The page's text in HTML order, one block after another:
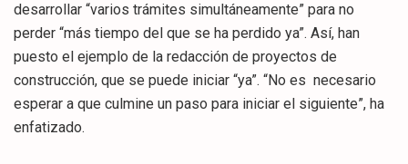
desarrollar “varios trámites simultáneamente” para no
perder “más tiempo del que se ha perdido ya”. Así, han
puesto el ejemplo de la redacción de proyectos de
construcción, que se puede iniciar “ya”. “No es necesario
esperar a que culmine un paso para iniciar el siguiente”, ha
enfatizado.